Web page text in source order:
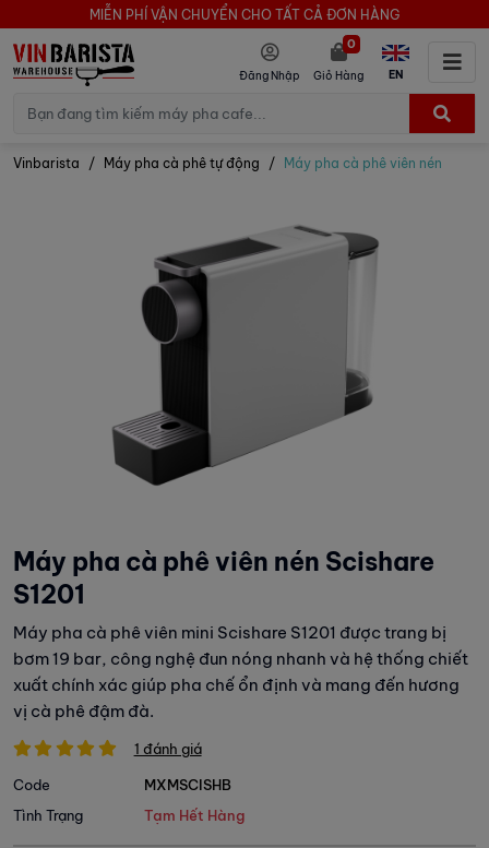
MIỄN PHÍ VẬN CHUYỂN CHO TẤT CẢ ĐƠN HÀNG
Đăng Nhập Giỏ Hàng
0
EN
Vinbarista Máy pha cà phê tự động Máy pha cà phê viên nén
Máy pha cà phê viên nén Scishare
S1201
Máy pha cà phê viên mini Scishare S1201 được trang bị
bơm 19 bar, công nghệ đun nóng nhanh và hệ thống chiết
xuất chính xác giúp pha chế ổn định và mang đến hương
vị cà phê đậm đà.
1 đánh giá
Tình Trạng Tạm Hết Hàng
Code MXMSCISHB